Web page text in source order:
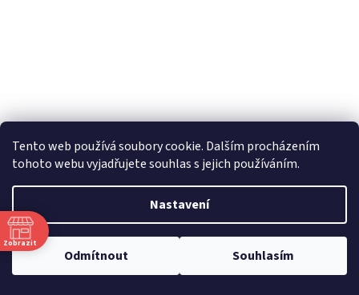
Tento web používá soubory cookie. Dalším procházením
tohoto webu vyjadřujete souhlas s jejich používáním.
Nastavení
Odmítnout Souhlasím
Zobrazit